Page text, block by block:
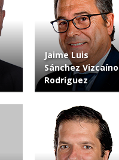
Jaime Luis
Sánchez Vizcaíno
Rodríguez